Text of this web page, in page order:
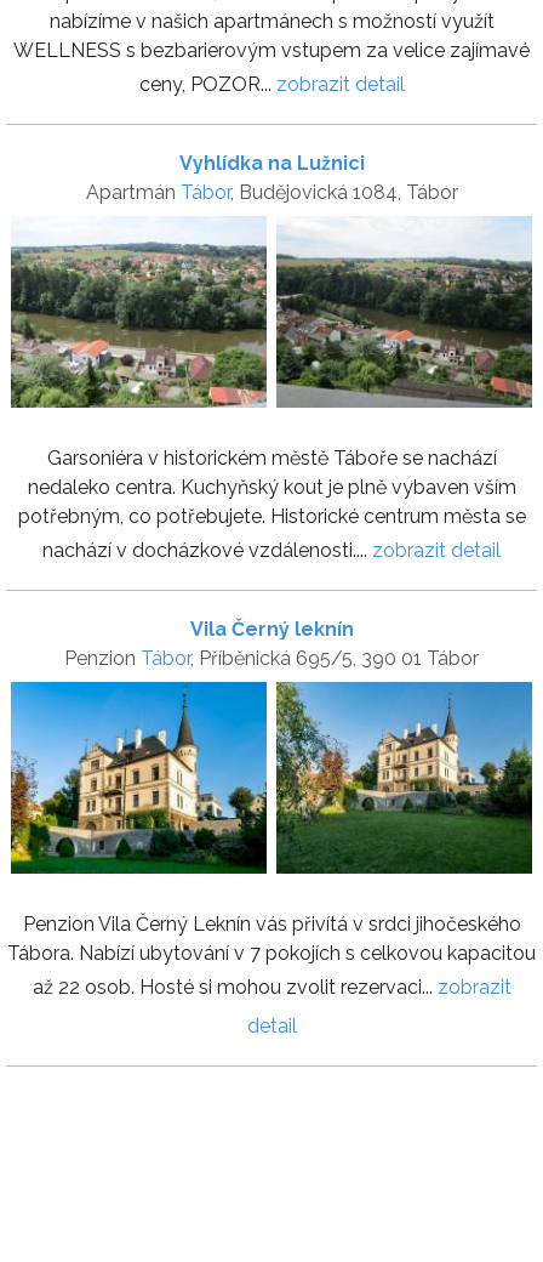
nabízíme v našich apartmánech s možností využít
WELLNESS s bezbarierovým vstupem za velice zajímavé
ceny, POZOR... zobrazit detail
Vyhlídka na Lužnici
Apartmán Tábor, Budějovická 1084, Tábor
Garsoniéra v historickém městě Táboře se nachází
nedaleko centra. Kuchyňský kout je plně vybaven vším
potřebným, co potřebujete. Historické centrum města se
nachází v docházkové vzdálenosti.... zobrazit detail
Vila Černý leknín
Penzion Tábor, Příběnická 695/5, 390 01 Tábor
Penzion Vila Černý Leknín vás přivítá v srdci jihočeského
Tábora. Nabízí ubytování v 7 pokojích s celkovou kapacitou
až 22 osob. Hosté si mohou zvolit rezervaci... zobrazit
detail